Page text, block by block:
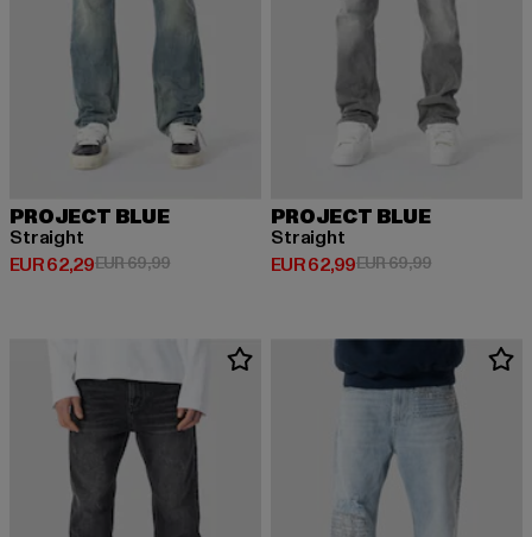
PROJECT BLUE
Straight
EUR 62,29
Derzeitiger Preis: EUR 62,29
EUR 69,99Aktionspreis: EUR 69,99
PROJECT BLUE
Straight
EUR 62,99
Derzeitiger Preis: EUR 62,99
EUR 69,99Aktionspreis: